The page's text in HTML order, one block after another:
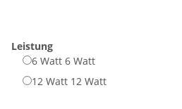
Leistung
6 Watt 6 Watt
12 Watt 12 Watt